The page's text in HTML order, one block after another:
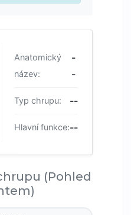
Anatomický
název:
-
-
Typ chrupu: --
Hlavní funkce:--
(Pohled